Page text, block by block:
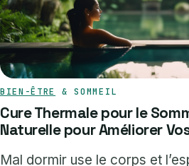
BIEN-ÊTRE & SOMMEIL
Cure Thermale pour le
Naturelle pour Améliorer
Mal dormir use le corps et